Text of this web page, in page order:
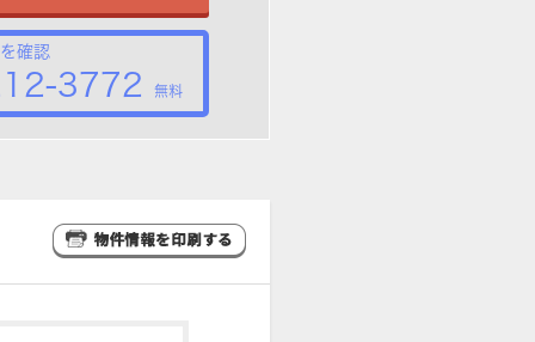
確認
3772 無料